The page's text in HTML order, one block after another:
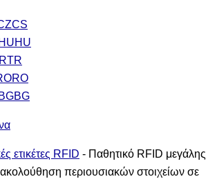
CS
HU
TR
RO
BG
ετικέτες RFID - Παθητικό RFID μεγάλης
περιουσιακών στοιχείων σε